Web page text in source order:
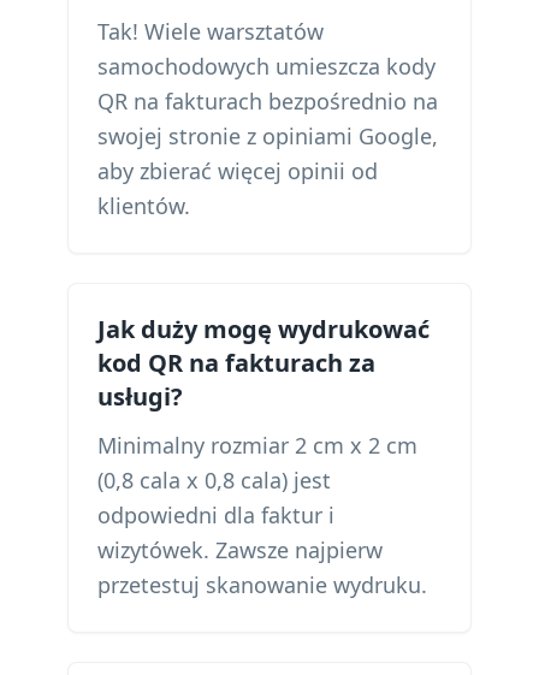
Tak! Wiele warsztatów
samochodowych umieszcza kody
QR na fakturach bezpośrednio na
swojej stronie z opiniami Google,
aby zbierać więcej opinii od
klientów.
Jak duży mogę wydrukować
kod QR na fakturach za
usługi?
Minimalny rozmiar 2 cm x 2 cm
(0,8 cala x 0,8 cala) jest
odpowiedni dla faktur i
wizytówek. Zawsze najpierw
przetestuj skanowanie wydruku.